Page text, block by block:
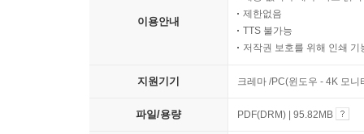
이용안내
제한없음
TTS 불가능
저작권 보호를 위해 인쇄 기
지원기기 크레마 /PC(윈도우 - 4K 모
파일/용량 PDF(DRM) | 95.82MB